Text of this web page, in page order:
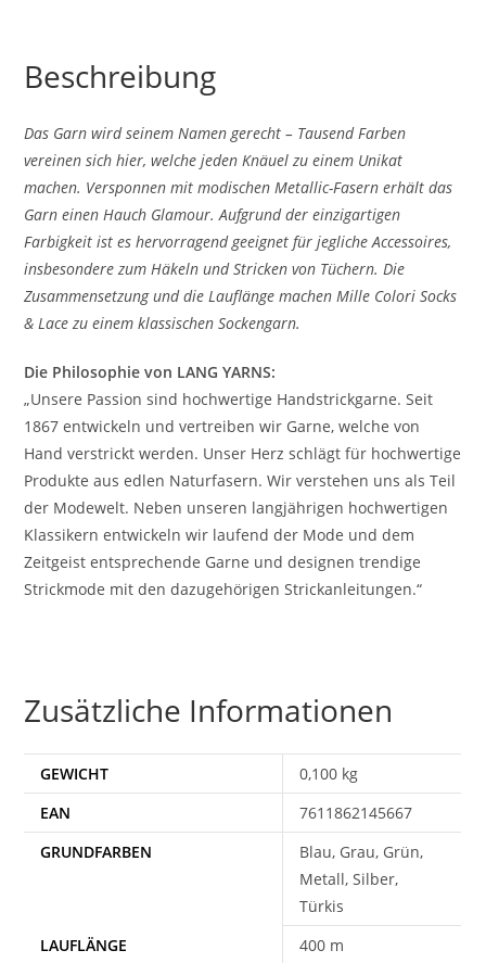
Beschreibung
Das Garn wird seinem Namen gerecht – Tausend Farben
vereinen sich hier, welche jeden Knäuel zu einem Unikat
machen. Versponnen mit modischen Metallic-Fasern erhält das
Garn einen Hauch Glamour. Aufgrund der einzigartigen
Farbigkeit ist es hervorragend geeignet für jegliche Accessoires,
insbesondere zum Häkeln und Stricken von Tüchern. Die
Zusammensetzung und die Lauflänge machen Mille Colori Socks
& Lace zu einem klassischen Sockengarn.
Die Philosophie von LANG YARNS:
„Unsere Passion sind hochwertige Handstrickgarne. Seit
1867 entwickeln und vertreiben wir Garne, welche von
Hand verstrickt werden. Unser Herz schlägt für hochwertige
Produkte aus edlen Naturfasern. Wir verstehen uns als Teil
der Modewelt. Neben unseren langjährigen hochwertigen
Klassikern entwickeln wir laufend der Mode und dem
Zeitgeist entsprechende Garne und designen trendige
Strickmode mit den dazugehörigen Strickanleitungen.“
Zusätzliche Informationen
GEWICHT
0,100 kg
EAN
7611862145667
Blau, Grau, Grün,
Metall, Silber,
Türkis
400 m